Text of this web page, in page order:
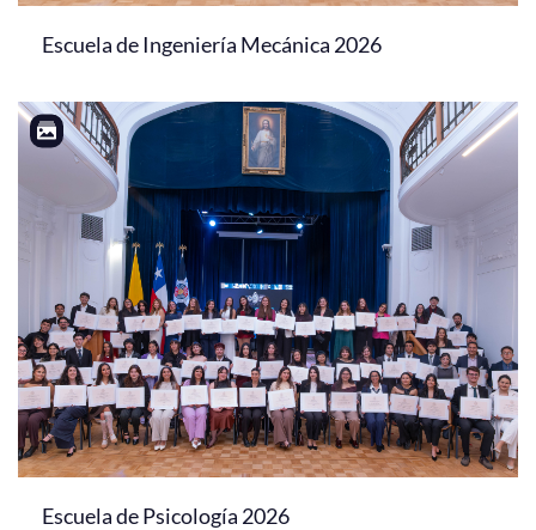
Escuela de Ingeniería Mecánica 2026
Escuela de Psicología 2026